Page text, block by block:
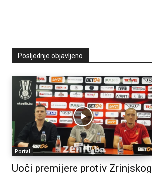
Posljednje objavljeno
Portal
Uoči premijere protiv Zrinjskog